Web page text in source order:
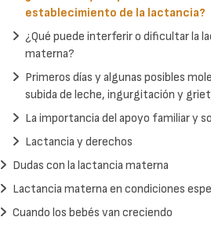
establecimiento de la lactancia?
¿Qué puede interferir o dificultar la
materna?
Primeros días y algunas posibles
subida de leche, ingurgitación y
La importancia del apoyo familiar y
Lactancia y derechos
Dudas con la lactancia materna
Lactancia materna en condiciones
Cuando los bebés van creciendo